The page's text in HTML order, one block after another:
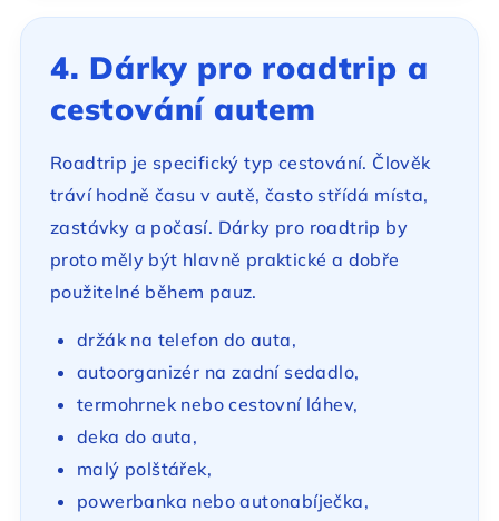
4. Dárky pro roadtrip a
cestování autem
Roadtrip je specifický typ cestování. Člověk
tráví hodně času v autě, často střídá místa,
zastávky a počasí. Dárky pro roadtrip by
proto měly být hlavně praktické a dobře
použitelné během pauz.
držák na telefon do auta,
autoorganizér na zadní sedadlo,
termohrnek nebo cestovní láhev,
deka do auta,
malý polštářek,
powerbanka nebo autonabíječka,